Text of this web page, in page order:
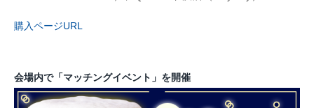
購入ページURL
会場内で「マッチングイベント」を開催